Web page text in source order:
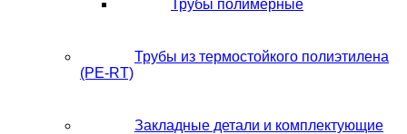
Трубы полимерные
Трубы из термостойкого полиэтилена
(PE-RT)
Закладные детали и комплектующие